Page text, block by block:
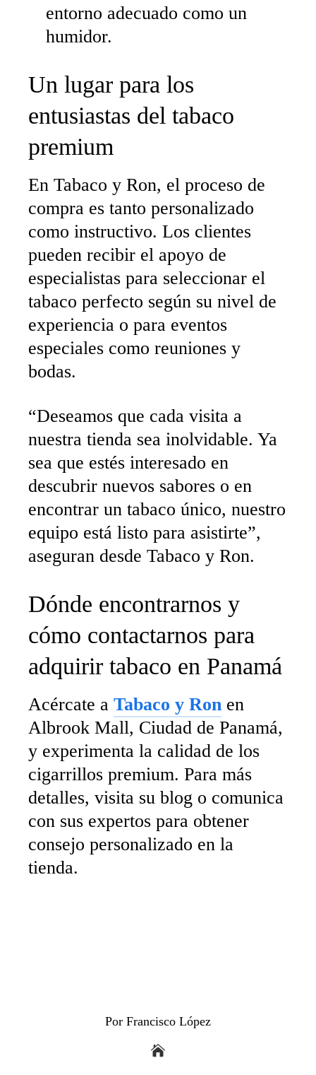
entorno adecuado como un
humidor.
Un lugar para los
entusiastas del tabaco
premium
En Tabaco y Ron, el proceso de
compra es tanto personalizado
como instructivo. Los clientes
pueden recibir el apoyo de
especialistas para seleccionar el
tabaco perfecto según su nivel de
experiencia o para eventos
especiales como reuniones y
bodas.
“Deseamos que cada visita a
nuestra tienda sea inolvidable. Ya
sea que estés interesado en
descubrir nuevos sabores o en
encontrar un tabaco único, nuestro
equipo está listo para asistirte”,
aseguran desde Tabaco y Ron.
Dónde encontrarnos y
cómo contactarnos para
adquirir tabaco en Panamá
Acércate a Tabaco y Ron en
Albrook Mall, Ciudad de Panamá,
y experimenta la calidad de los
cigarrillos premium. Para más
detalles, visita su blog o comunica
con sus expertos para obtener
consejo personalizado en la
tienda.
Por Francisco López